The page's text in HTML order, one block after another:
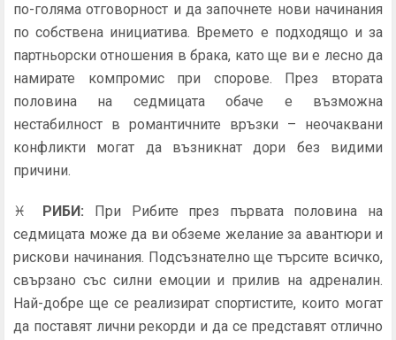
по-голяма отговорност и да започнете нови начинания
по собствена инициатива. Времето е подходящо и за
партньорски отношения в брака, като ще ви е лесно да
намирате компромис при спорове. През втората
половина на седмицата обаче е възможна
нестабилност в романтичните връзки – неочаквани
конфликти могат да възникнат дори без видими
причини.
♓ РИБИ: При Рибите през първата половина на
седмицата може да ви обземе желание за авантюри и
рискови начинания. Подсъзнателно ще търсите всичко,
свързано със силни емоции и прилив на адреналин.
Най-добре ще се реализират спортистите, които могат
да поставят лични рекорди и да се представят отлично